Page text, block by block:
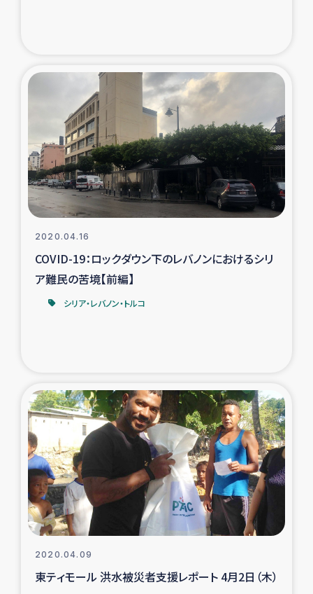
2020.04.16
COVID-19：ロックダウン下のレバノンにおけるシリ
ア難民の苦境【前編】
シリア・レバノン・トルコ
2020.04.09
東ティモール 洪水被災者支援レポート 4月2日（木）